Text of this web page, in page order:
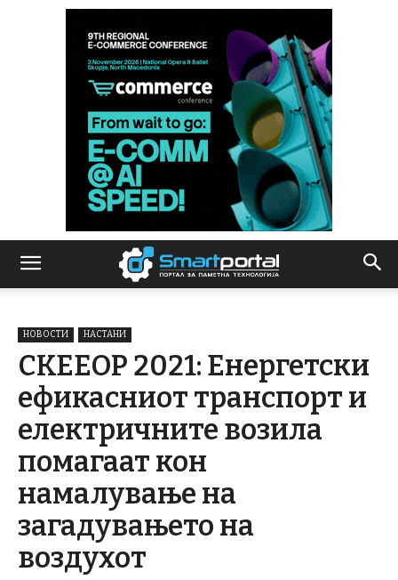
НОВОСТИ НАСТАНИ
СКЕЕОР 2021: Енергетски
ефикасниот транспорт и
електричните возила
помагаат кон
намалување на
загадувањето на
воздухот